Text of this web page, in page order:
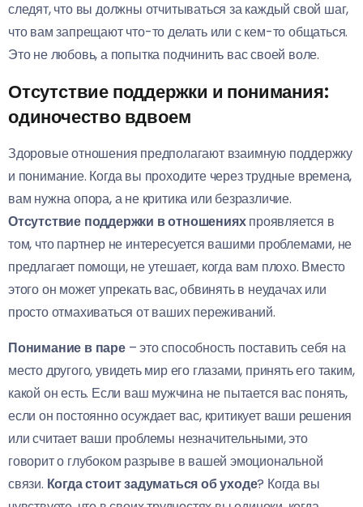
следят, что вы должны отчитываться за каждый свой шаг,
что вам запрещают что-то делать или с кем-то общаться.
Это не любовь, а попытка подчинить вас своей воле.
Отсутствие поддержки и понимания:
одиночество вдвоем
Здоровые отношения предполагают взаимную поддержку
и понимание. Когда вы проходите через трудные времена,
вам нужна опора, а не критика или безразличие.
Отсутствие поддержки в отношенияхпроявляется в
том, что партнер не интересуется вашими проблемами, не
предлагает помощи, не утешает, когда вам плохо. Вместо
этого он может упрекать вас, обвинять в неудачах или
просто отмахиваться от ваших переживаний.
Понимание в паре– это способность поставить себя на
место другого, увидеть мир его глазами, принять его таким,
какой он есть. Если ваш мужчина не пытается вас понять,
если он постоянно осуждает вас, критикует ваши решения
или считает ваши проблемы незначительными, это
говорит о глубоком разрыве в вашей эмоциональной
связи. Когда стоит задуматься об уходе? Когда вы